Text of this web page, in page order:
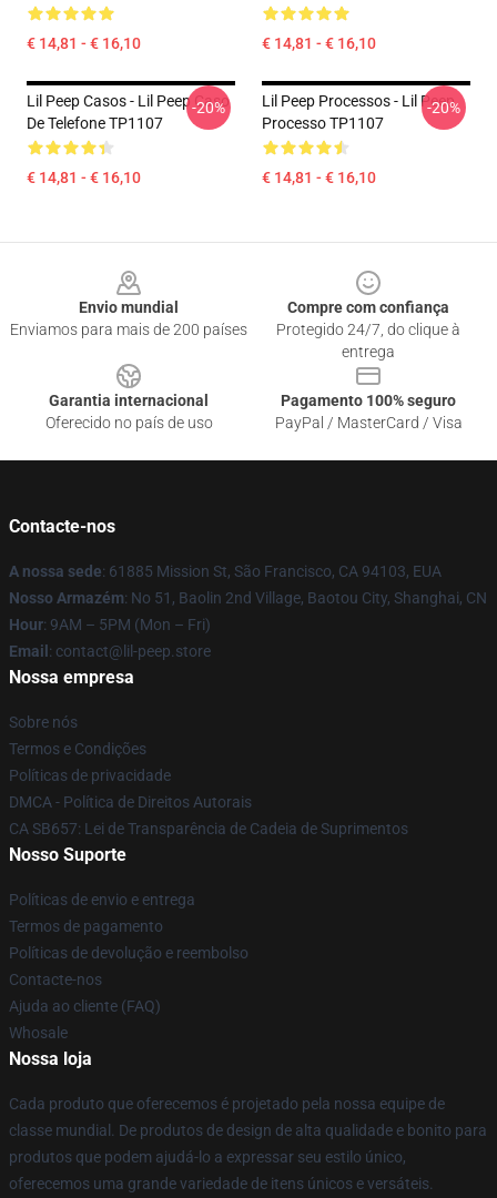
€ 14,81 - € 16,10 € 14,81 - € 16,10
Lil Peep Casos - Lil Peep Caso
De Telefone TP1107
€ 14,81 - € 16,10
-20%
Lil Peep Processos - Lil Peep
Processo TP1107
€ 14,81 - € 16,10
-20%
Envio mundial
Enviamos para mais de 200 países
Compre com confiança
Protegido 24/7, do clique à
entrega
Garantia internacional
Oferecido no país de uso
Pagamento 100% seguro
PayPal / MasterCard / Visa
Contacte-nos
A nossa sede: 61885 Mission St, São Francisco, CA 94103, EUA
Nosso Armazém: No 51, Baolin 2nd Village, Baotou City, Shanghai, CN
Hour: 9AM – 5PM (Mon – Fri)
Email : contact@lil-peep.store
Nossa empresa
Sobre nós
Termos e Condições
Políticas de privacidade
DMCA - Política de Direitos Autorais
CA SB657: Lei de Transparência de Cadeia de Suprimentos
Nosso Suporte
Políticas de envio e entrega
Termos de pagamento
Políticas de devolução e reembolso
Contacte-nos
Ajuda ao cliente (FAQ)
Whosale
Nossa loja
Cada produto que oferecemos é projetado pela nossa equipe de
classe mundial. De produtos de design de alta qualidade e bonito para
produtos que podem ajudá-lo a expressar seu estilo único,
oferecemos uma grande variedade de itens únicos e versáteis.